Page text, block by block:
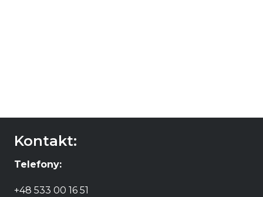
Kontakt:
Telefony:
+48 533 00 16 51